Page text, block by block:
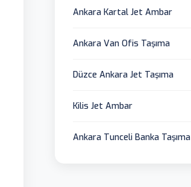
Ankara Kartal Jet Ambar
Ankara Van Ofis Taşıma
Düzce Ankara Jet Taşıma
Kilis Jet Ambar
Ankara Tunceli Banka Taşıma